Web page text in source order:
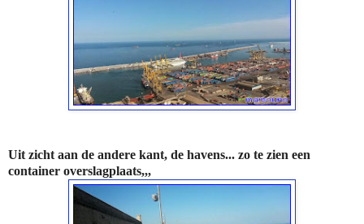
Uit zicht aan de andere kant, de havens... zo te zien een
container overslagplaats,,,